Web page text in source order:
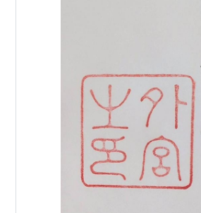
(百人一首 19/新古今和歌集 巻11
18禁ビジュアルノベル「腐り姫」の